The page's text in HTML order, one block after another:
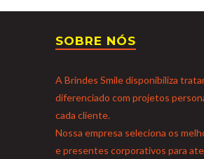
SOBRE NÓS
A Brindes Smile disponibiliza
diferenciado com projetos
cada cliente.
Nossa empresa seleciona os
e presentes corporativos para